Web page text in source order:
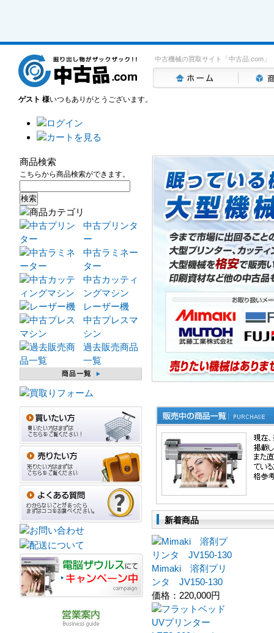
中古機械の買取サイト「中古品.com」
ゲスト 様いつもありがとうございます。
新着商品
Mimaki 溶剤プリ
ンタ JV150-130
価格： 220,000円
商品検索
こちらから商品検索ができます。
中古プリンタ
ー
中古ラミネー
ター
中古カッティ
ングマシン
レーザー機
中古プレスマ
シン
過去販売商品
一覧